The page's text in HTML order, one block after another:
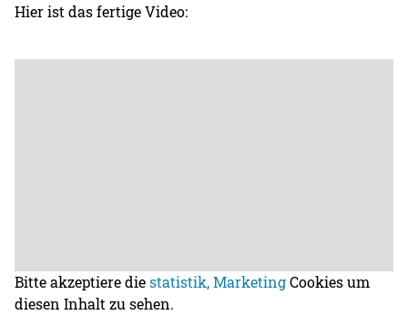
Hier ist das fertige Video:
Bitte akzeptiere diestatistik, MarketingCookies um
diesen Inhalt zu sehen.